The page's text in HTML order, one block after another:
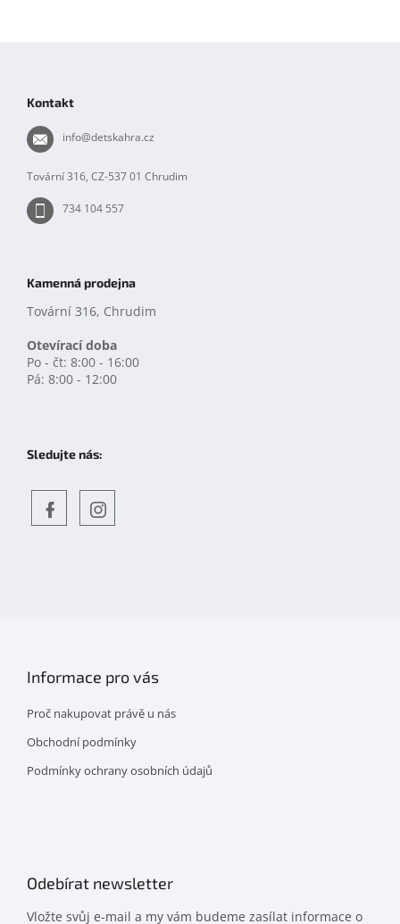
Kontakt
info@detskahra.cz
Tovární 316, CZ-537 01 Chrudim
734 104 557
Kamenná prodejna
Tovární 316, Chrudim
Otevírací doba
Po - čt: 8:00 - 16:00
Pá: 8:00 - 12:00
Sledujte nás:
Informace pro vás
Proč nakupovat právě u nás
Obchodní podmínky
Podmínky ochrany osobních údajů
Odebírat newsletter
Vložte svůj e-mail a my vám budeme zasílat informace o